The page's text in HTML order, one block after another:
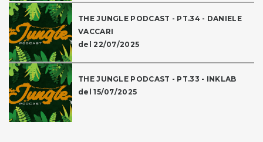
THE JUNGLE PODCAST - PT.34 - DANIELE
VACCARI
del 22/07/2025
THE JUNGLE PODCAST - PT.33 - INKLAB
del 15/07/2025